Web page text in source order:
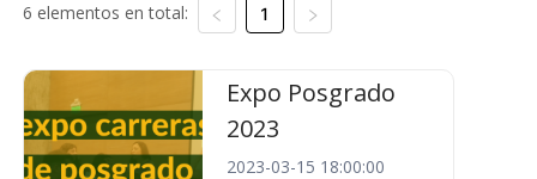
6 elementos en total: 1
Expo Posgrado
2023
2023-03-15 18:00:00